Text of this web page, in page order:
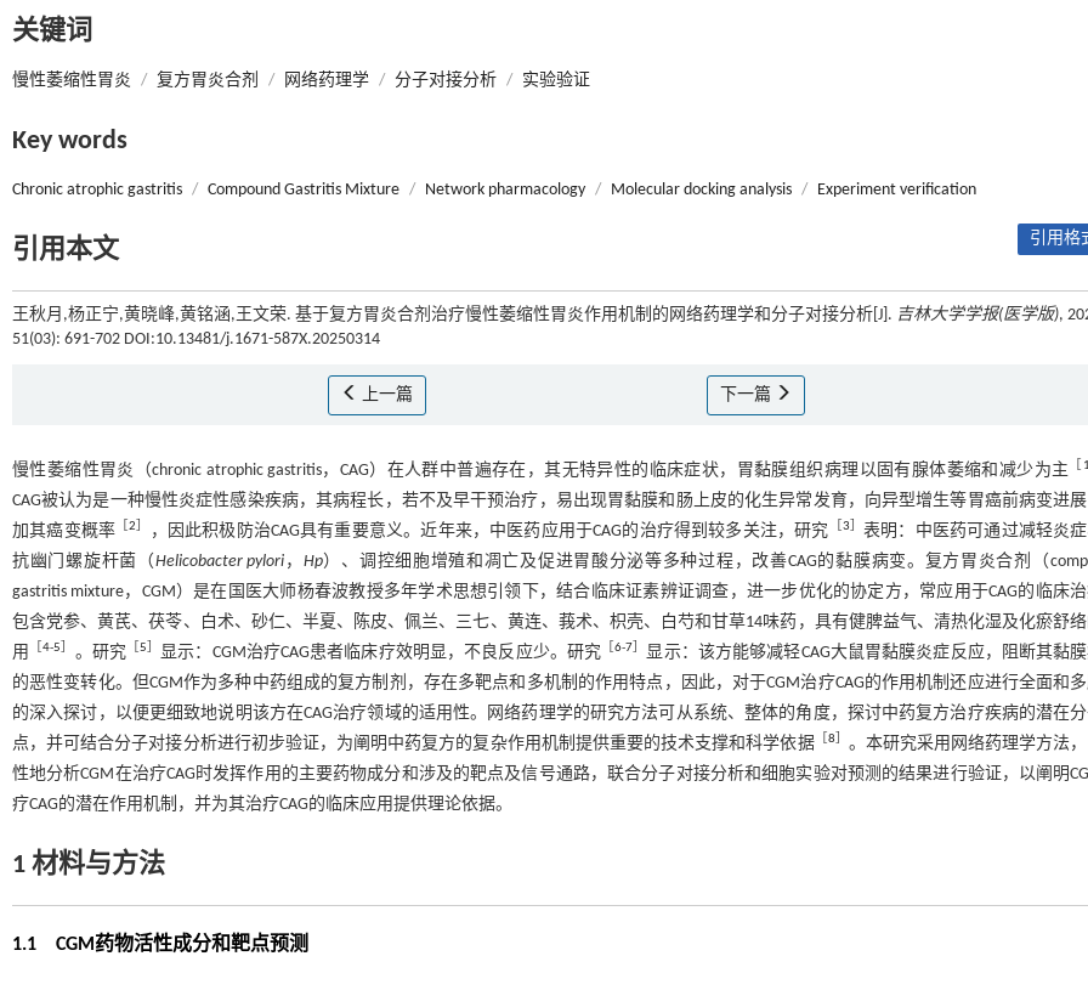
关键词
慢性萎缩性胃炎 / 复方胃炎合剂 / 网络药理学 / 分子对接分析 / 实验验证
Key words
Chronic atrophic gastritis / Compound Gastritis Mixture / Network pharmacology / Molecular docking analysis / Experiment verification
引用本文 引用格
王秋月,杨正宁,黄晓峰,黄铭涵,王文荣. 基于复方胃炎合剂治疗慢性萎缩性胃炎作用机制的网络药理学和分子对接分析[J]. 吉林大学学报(医学版),
51(03): 691-702 DOI:10.13481/j.1671-587X.20250314
上一篇 下一篇
慢性萎缩性胃炎（chronic atrophic gastritis，CAG）在人群中普遍存在，其无特异性的临床症状，胃黏膜组织病理以固有腺体萎缩和减少为主 1
CAG被认为是一种慢性炎症性感染疾病，其病程长，若不及早干预治疗，易出现胃黏膜和肠上皮的化生异常发育，向异型增生等胃癌前病变进
加其癌变概率 ［2 ，因此积极防治CAG具有重要意义。近年来，中医药应用于CAG的治疗得到较多关注，研究 3
表明：中医药可通过减轻炎
抗幽门螺旋杆菌（Helicobacter pylori ， Hp）、调控细胞增殖和凋亡及促进胃酸分泌等多种过程，改善CAG的黏膜病变。复方胃炎合剂（
gastritis mixture，CGM）是在国医大师杨春波教授多年学术思想引领下，结合临床证素辨证调查，进一步优化的协定方，常应用于CAG的临床治
包含党参、黄芪、茯苓、白术、砂仁、半夏、陈皮、佩兰、三七、黄连、莪术、枳壳、白芍和甘草14味药，具有健脾益气、清热化湿及化瘀舒
用
［4-5 。研究 5 显示：CGM治疗CAG患者临床疗效明显，不良反应少。研究 ［6-7
显示：该方能够减轻CAG大鼠胃黏膜炎症反应，阻断其黏
的恶性变转化。但CGM作为多种中药组成的复方制剂，存在多靶点和多机制的作用特点，因此，对于CGM治疗CAG的作用机制还应进行全面和
的深入探讨，以便更细致地说明该方在CAG治疗领域的适用性。网络药理学的研究方法可从系统、整体的角度，探讨中药复方治疗疾病的潜在
点，并可结合分子对接分析进行初步验证，为阐明中药复方的复杂作用机制提供重要的技术支撑和科学依据［ 8
。本研究采用网络药理学方法
性地分析CGM在治疗CAG时发挥作用的主要药物成分和涉及的靶点及信号通路，联合分子对接分析和细胞实验对预测的结果进行验证，以阐明
疗CAG的潜在作用机制，并为其治疗CAG的临床应用提供理论依据。
1 材料与方法
1.1 CGM药物活性成分和靶点预测